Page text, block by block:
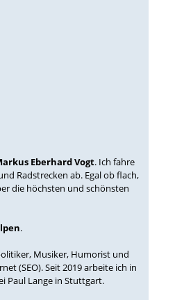
Eberhard Vogt. Ich fahre
Radstrecken ab. Egal ob flach,
die höchsten und schönsten
.
Musiker, Humorist und
(SEO). Seit 2019 arbeite ich in
Paul Lange in Stuttgart.